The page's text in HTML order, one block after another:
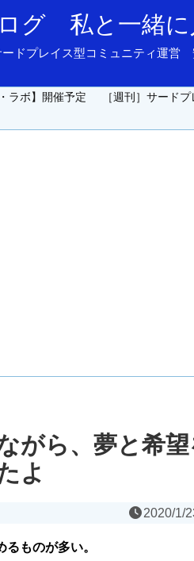
グ 私と一緒
ドプレイス型コミュニティ運営
ラボ】開催予定 ［週刊］サード
がら、夢と希
よ
2020/1/
ものが多い。